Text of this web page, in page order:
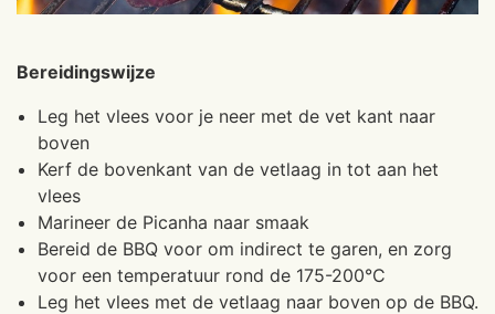
Bereidingswijze
Leg het vlees voor je neer met de vet kant naar
boven
Kerf de bovenkant van de vetlaag in tot aan het
vlees
Marineer de Picanha naar smaak
Bereid de BBQ voor om indirect te garen, en zorg
voor een temperatuur rond de 175-200°C
Leg het vlees met de vetlaag naar boven op de BBQ.